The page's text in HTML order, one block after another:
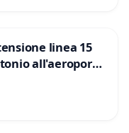
linea 15
all'aeroporto